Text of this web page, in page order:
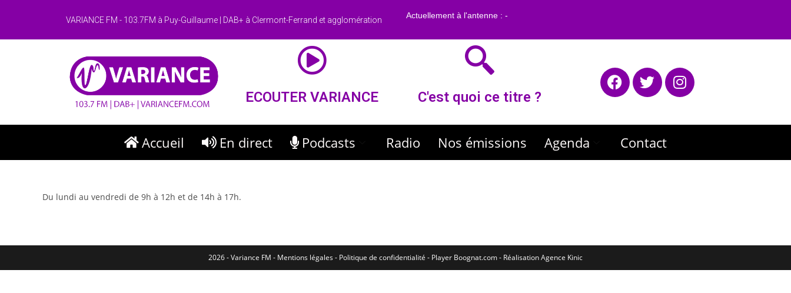
VARIANCE FM - 103.7FM à Puy-Guillaume | DAB+ à Clermont-Ferrand et agglomération
ECOUTER VARIANCE C'est quoi ce titre ?
Accueil En direct Podcasts Radio Nos émissions Agenda Contact
Du lundi au vendredi de 9h à 12h et de 14h à 17h.
2026 - Variance FM - Mentions légales - Politique de confidentialité - Player Boognat.com- RéalisationAgence Kinic